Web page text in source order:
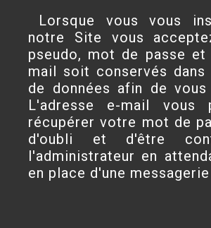
Lorsque vous vous
notre Site vous
pseudo, mot de passe et
mail soit conservés dans
de données afin de vous
L'adresse e-mail vous
récupérer votre mot de
d'oubli et d'être
l'administrateur en
en place d'une